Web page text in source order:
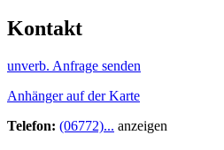
Kontakt
unverb. Anfrage senden
Anhänger auf der Karte
Telefon: (06772)... anzeigen